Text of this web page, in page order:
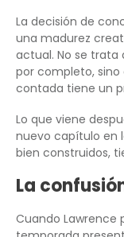
La decisión de
una madurez
actual. No se trata
por completo,
contada tiene un
Lo que viene
nuevo capítulo en
bien construidos,
La
Cuando Lawrence